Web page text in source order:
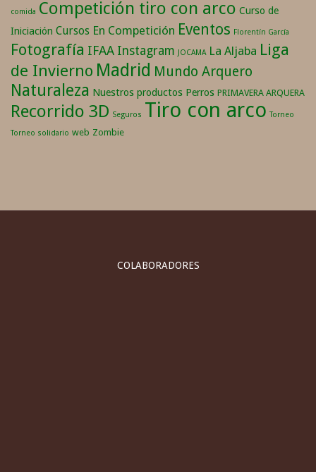
comida Competición tiro con arco Curso de
Iniciación Cursos En Competición Eventos Florentín García
Fotografía IFAA Instagram JOCAMA La Aljaba Liga
de Invierno Madrid Mundo Arquero
Naturaleza Nuestros productos Perros PRIMAVERA ARQUERA
Recorrido 3D Seguros Tiro con arco Torneo
Torneo solidario web Zombie
COLABORADORES